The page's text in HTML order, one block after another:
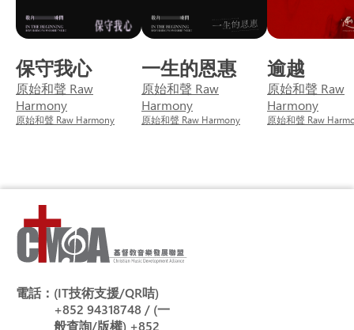
保守我心
原始和聲 Raw
Harmony
原始和聲 Raw Harmony
一生的恩惠
原始和聲 Raw
Harmony
原始和聲 Raw Harmony
逾越
原始和聲 Raw
Harmony
原始和聲 Raw
電話： (IT技術支援/QR咭)
+852 94318748 / (一
般查詢/版權) +852